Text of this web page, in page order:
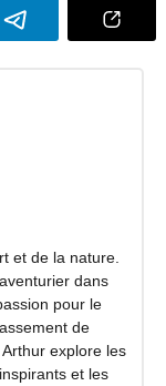
et de la nature.
dans
pour le
de
explore les
et les